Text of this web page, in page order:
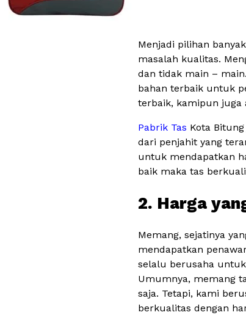
Menjadi pilihan
masalah kualitas.
dan tidak main –
bahan terbaik untuk
terbaik, kamipun juga
Pabrik Tas Kota
dari penjahit yang
untuk mendapatkan
baik maka tas
2. Harga
Memang, sejatinya
mendapatkan
selalu berusaha
Umumnya, memang
saja. Tetapi, kami
berkualitas dengan